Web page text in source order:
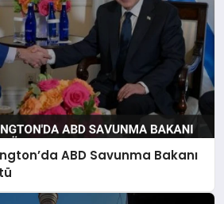
ABD Savunma Bakanı